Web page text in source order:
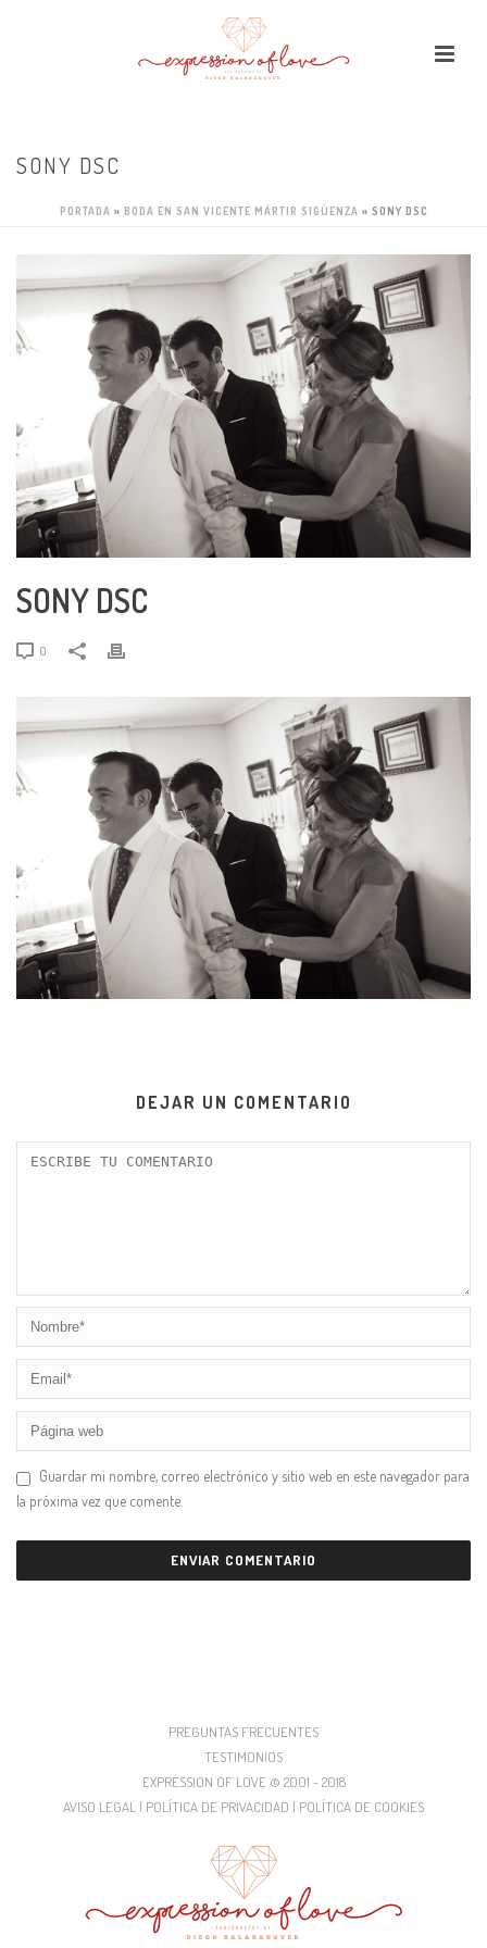
SONY DSC
PORTADA » BODA EN SAN VICENTE MÁRTIR SIGÜENZA » SONY DSC
SONY DSC
0
DEJAR UN COMENTARIO
Guardar mi nombre, correo electrónico y sitio web en este navegador para
la próxima vez que comente.
PREGUNTAS FRECUENTES
TESTIMONIOS
EXPRESSION OF LOVE © 2001 - 2018
AVISO LEGAL | POLÍTICA DE PRIVACIDAD | POLÍTICA DE COOKIES